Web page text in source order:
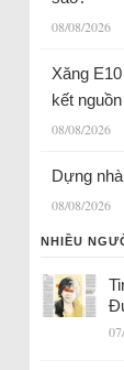
08/08/2026
Xăng
kết
08/08/2026
Dựng
08/08/2026
NHIỀU